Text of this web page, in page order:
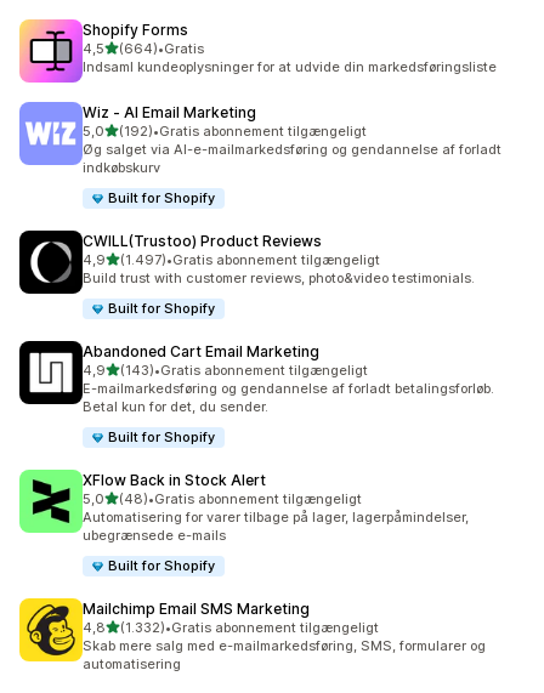
Shopify Forms
4,5ud af 5 stjerner
(664)
664 anmeldelser i alt
•Gratis
Indsaml kundeoplysninger for at udvide din markedsføringsliste
Wiz ‑ AI Email Marketing
5,0ud af 5 stjerner
(192)
192 anmeldelser i alt
•Gratis abonnement tilgængeligt
Øg salget via AI-e-mailmarkedsføring og gendannelse af forladt
indkøbskurv
Built for Shopify
CWILL(Trustoo) Product Reviews
4,9ud af 5 stjerner
(1.497)
1497 anmeldelser i alt
•Gratis abonnement tilgængeligt
Build trust with customer reviews, photo&video testimonials.
Built for Shopify
Abandoned Cart Email Marketing
4,9ud af 5 stjerner
(143)
143 anmeldelser i alt
•Gratis abonnement tilgængeligt
E-mailmarkedsføring og gendannelse af forladt betalingsforløb.
Betal kun for det, du sender.
Built for Shopify
XFlow Back in Stock Alert
5,0ud af 5 stjerner
(48)
48 anmeldelser i alt
•Gratis abonnement tilgængeligt
Automatisering for varer tilbage på lager, lagerpåmindelser,
ubegrænsede e-mails
Built for Shopify
Mailchimp Email SMS Marketing
4,8ud af 5 stjerner
(1.332)
1332 anmeldelser i alt
•Gratis abonnement tilgængeligt
Skab mere salg med e-mailmarkedsføring, SMS, formularer og
automatisering